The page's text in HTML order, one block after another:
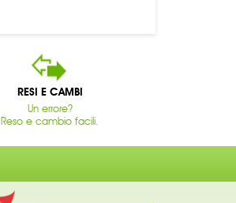
RESI E CAMBI
Un errore?
Reso e cambio facili.